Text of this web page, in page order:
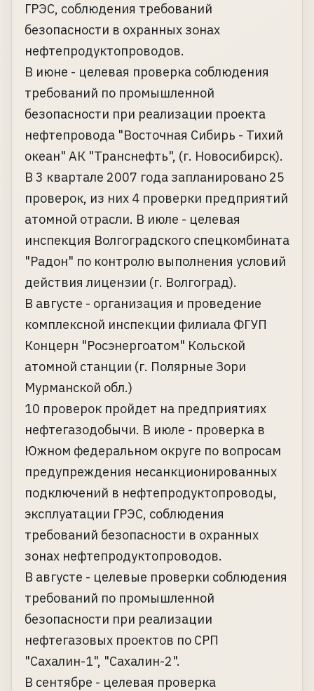
ГРЭС, соблюдения требований
безопасности в охранных зонах
нефтепродуктопроводов.
В июне - целевая проверка соблюдения
требований по промышленной
безопасности при реализации проекта
нефтепровода "Восточная Сибирь - Тихий
океан" АК "Транснефть", (г. Новосибирск).
В 3 квартале 2007 года запланировано 25
проверок, из них 4 проверки предприятий
атомной отрасли. В июле - целевая
инспекция Волгоградского спецкомбината
"Радон" по контролю выполнения условий
действия лицензии (г. Волгоград).
В августе - организация и проведение
комплексной инспекции филиала ФГУП
Концерн "Росэнергоатом" Кольской
атомной станции (г. Полярные Зори
Мурманской обл.)
10 проверок пройдет на предприятиях
нефтегазодобычи. В июле - проверка в
Южном федеральном округе по вопросам
предупреждения несанкционированных
подключений в нефтепродуктопроводы,
эксплуатации ГРЭС, соблюдения
требований безопасности в охранных
зонах нефтепродуктопроводов.
В августе - целевые проверки соблюдения
требований по промышленной
безопасности при реализации
нефтегазовых проектов по СРП
"Сахалин-1", "Сахалин-2".
В сентябре - целевая проверка